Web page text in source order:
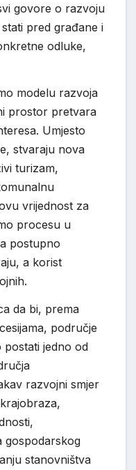
govore o razvoju
pred građane i
odluke,
modelu razvoja
prostor pretvara
Umjesto
stvaraju nova
turizam,
vrijednost za
procesu u
postupno
a korist
da bi, prema
područje
postati jedno od
razvojni smjer
gospodarskog
stanovništva